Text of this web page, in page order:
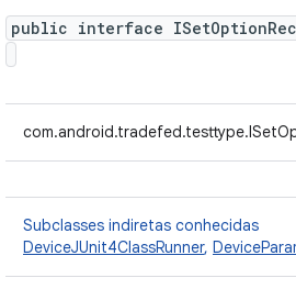
public interface
Subclasses indiretas conhecidas
DeviceJUnit4ClassRunner,